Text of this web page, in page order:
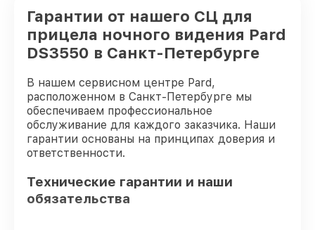
Гарантии от нашего СЦ для
прицела ночного видения Pard
DS3550 в Санкт-Петербурге
В нашем сервисном центре Pard,
расположенном в Санкт-Петербурге мы
обеспечиваем профессиональное
обслуживание для каждого заказчика. Наши
гарантии основаны на принципах доверия и
ответственности.
Технические гарантии и наши
обязательства